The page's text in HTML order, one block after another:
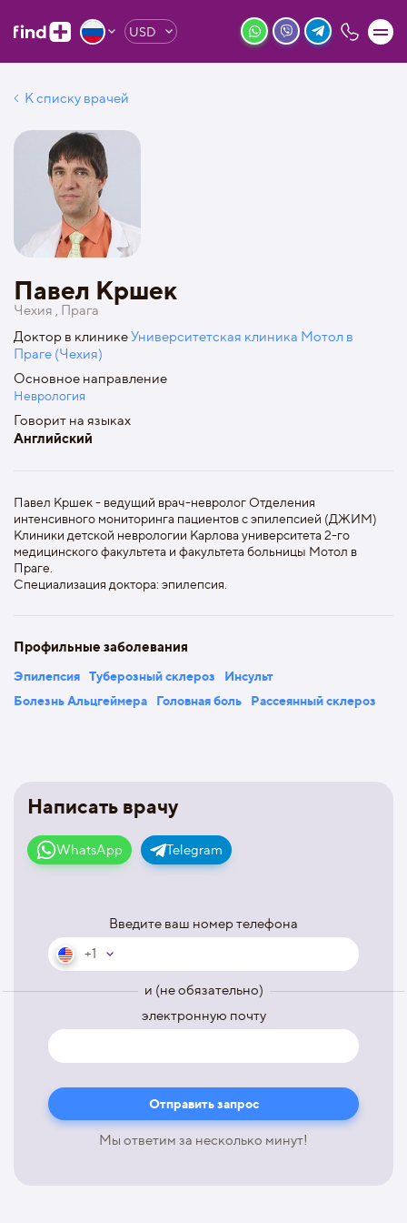
USD
К списку врачей
Написать врачу
WhatsApp Telegram
Введите ваш номер телефона
+1
и (не обязательно)
электронную почту
Мы ответим за несколько минут!
Павел Кршек
Чехия , Прага
Доктор в клиникеУниверситетская клиника Мотол в
Праге (Чехия)
Основное направление
Неврология
Говорит на языках
Английский
Павел Кршек - ведущий врач-невролог Отделения
интенсивного мониторинга пациентов с эпилепсией (ДЖИМ)
Клиники детской неврологии Карлова университета 2-го
медицинского факультета и факультета больницы Мотол в
Праге.
Специализация доктора: эпилепсия.
Профильные заболевания
Эпилепсия Туберозный склероз
Инсульт
Болезнь Альцгеймера
Головная боль Рассеянный склероз